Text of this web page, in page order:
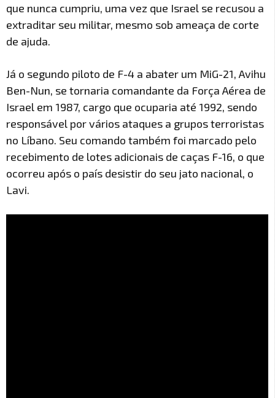
que nunca cumpriu, uma vez que Israel se recusou a
extraditar seu militar, mesmo sob ameaça de corte
de ajuda.
Já o segundo piloto de F-4 a abater um MiG-21, Avihu
Ben-Nun, se tornaria comandante da Força Aérea de
Israel em 1987, cargo que ocuparia até 1992, sendo
responsável por vários ataques a grupos terroristas
no Líbano. Seu comando também foi marcado pelo
recebimento de lotes adicionais de caças F-16, o que
ocorreu após o país desistir do seu jato nacional, o
Lavi.